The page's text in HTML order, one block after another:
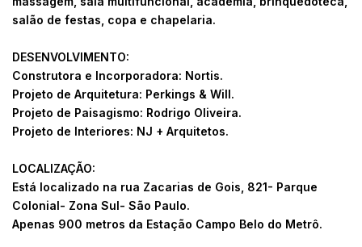
salão de festas, copa e chapelaria.
DESENVOLVIMENTO:
Construtora e Incorporadora: Nortis.
Projeto de Arquitetura: Perkings & Will.
Projeto de Paisagismo: Rodrigo Oliveira.
Projeto de Interiores: NJ + Arquitetos.
LOCALIZAÇÃO:
Está localizado na rua Zacarias de Gois, 821- Parque
Colonial- Zona Sul- São Paulo.
Apenas 900 metros da Estação Campo Belo do Metrô.